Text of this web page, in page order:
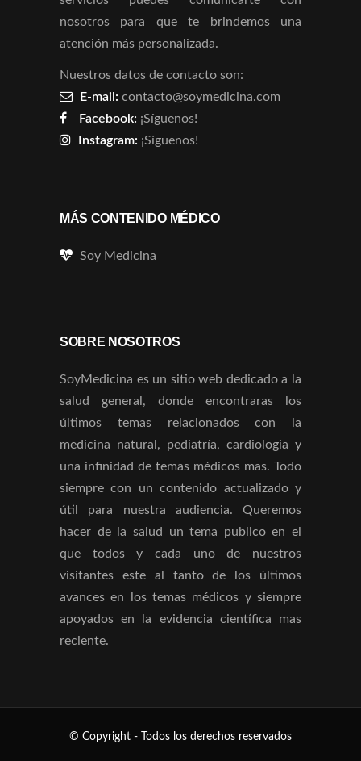
nosotros para que te brindemos una
atención más personalizada.
Nuestros datos de contacto son:
E-mail: contacto@soymedicina.com
Facebook: ¡Síguenos!
Instagram: ¡Síguenos!
MÁS CONTENIDO MÉDICO
Soy Medicina
SOBRE NOSOTROS
SoyMedicina es un sitio web dedicado a la
salud general, donde encontraras los
últimos temas relacionados con la
medicina natural, pediatría, cardiologia y
una infinidad de temas médicos mas. Todo
siempre con un contenido actualizado y
útil para nuestra audiencia. Queremos
hacer de la salud un tema publico en el
que todos y cada uno de nuestros
visitantes este al tanto de los últimos
avances en los temas médicos y siempre
apoyados en la evidencia científica mas
reciente.
© Copyright - Todos los derechos reservados